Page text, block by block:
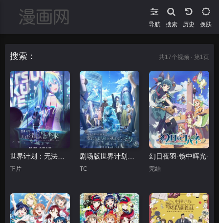
导航 搜索 换肤
搜索： 共17个视频 · 第1页
世界计划：无法歌唱的初音未来
正片
剧场版世界计划破碎的世界与无法歌唱的未来
TC
幻日夜羽-镜中晖光-
完结